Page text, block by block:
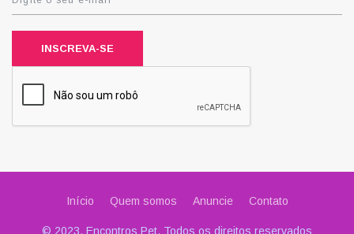
INSCREVA-SE
Início Quem somos Anuncie Contato
© 2023, Encontros Pet. Todos os direitos reservados